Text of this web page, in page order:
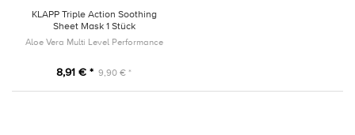
KLAPP Triple Action Soothing
Sheet Mask 1 Stück
Aloe Vera Multi Level Performance
8,91 € * 9,90 € *